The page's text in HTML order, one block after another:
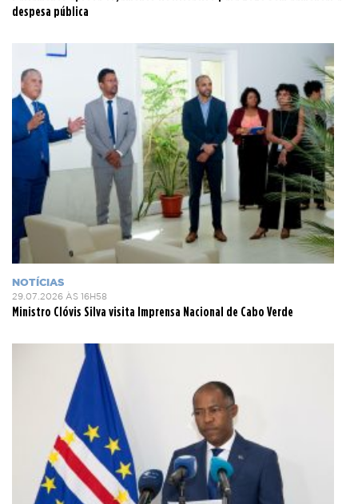
despesa pública
NOTÍCIAS
29.07.2026 ÀS 16H58
Ministro Clóvis Silva visita Imprensa Nacional de Cabo Verde